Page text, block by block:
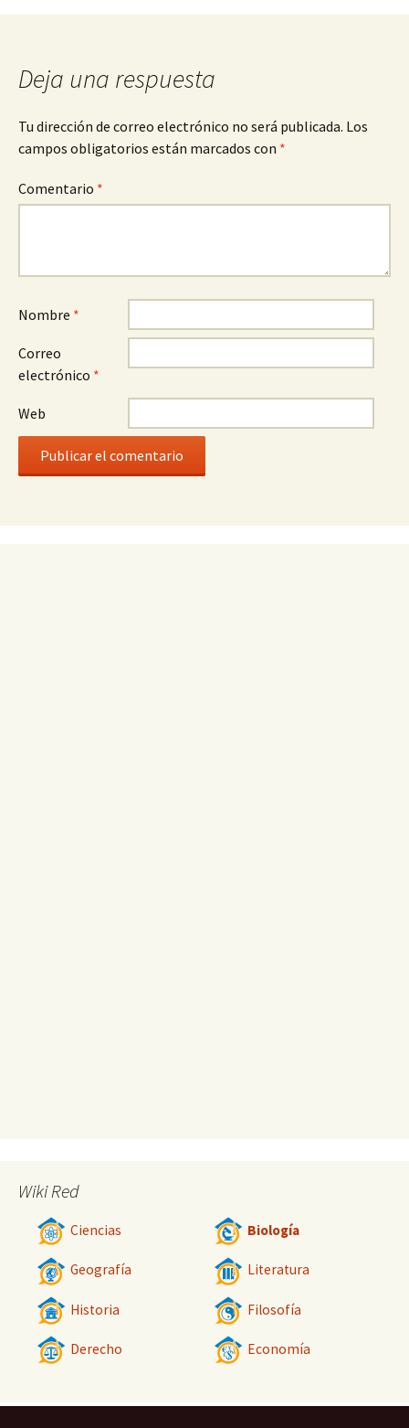
entradas
Deja una respuesta
Tu dirección de correo electrónico no será publicada. Los
campos obligatorios están marcados con *
Comentario *
Nombre *
Correo
electrónico *
Web
Wiki Red
Ciencias Biología
Geografía Literatura
Historia Filosofía
Derecho Economía